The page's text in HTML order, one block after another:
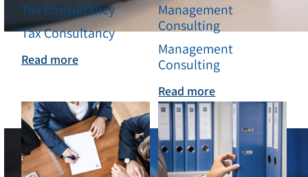
Ihr verlässlicher Partner selbst in
Tax Consultancy
Tax Consultancy
Read more
Management
Consulting
Management
Consulting
Read more